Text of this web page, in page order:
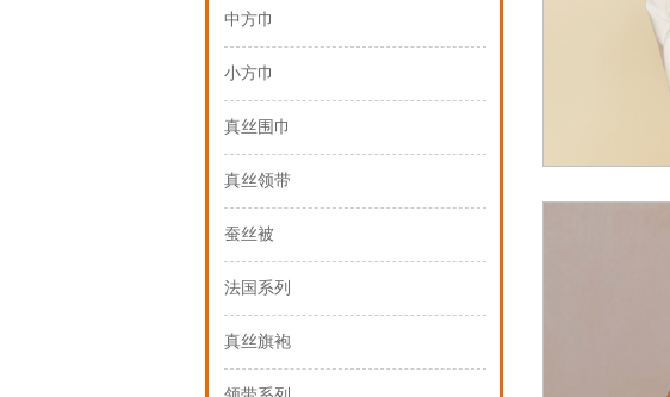
中方巾
小方巾
真丝围巾
真丝领带
蚕丝被
法国系列
真丝旗袍